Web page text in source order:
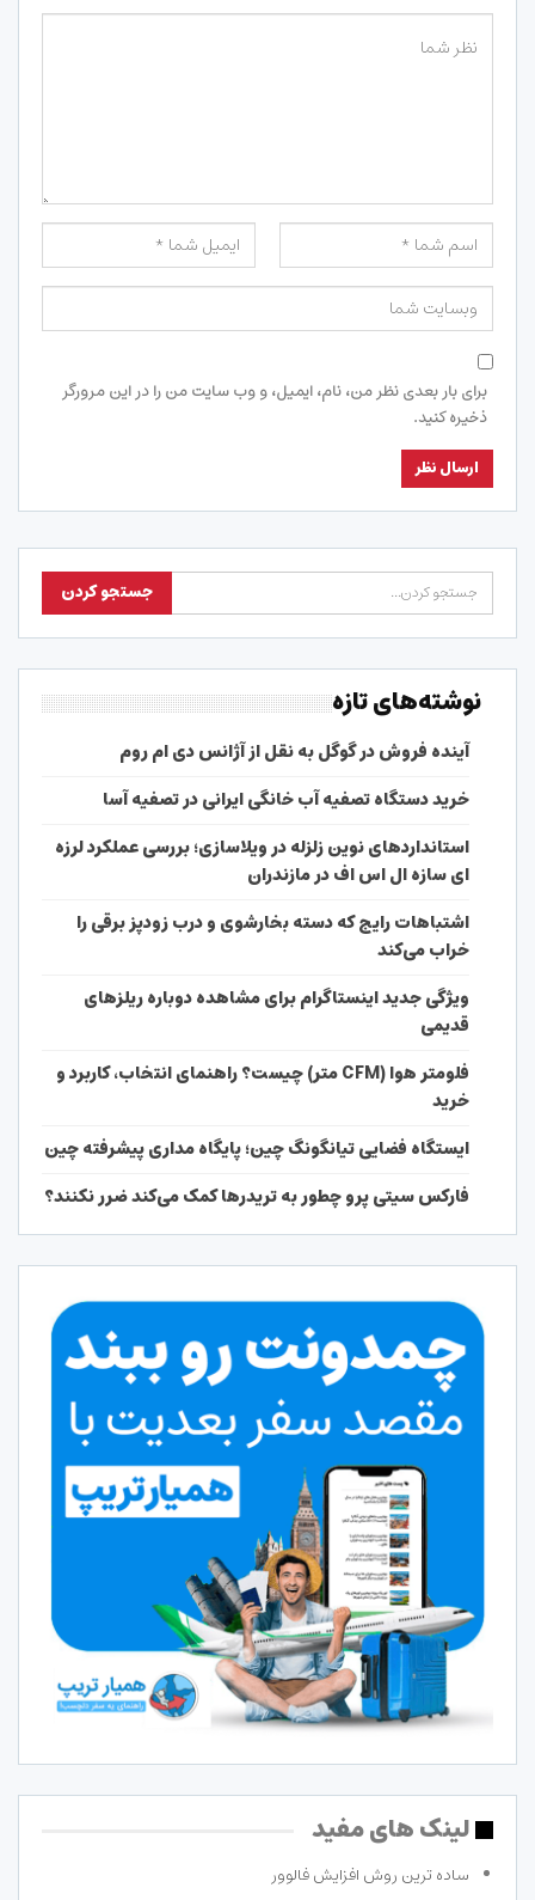
برای بار بعدی نظر من، نام، ایمیل، و وب سایت من را در این مرورگر
ذخیره کنید.
نوشته‌های تازه
آینده فروش در گوگل به نقل از آژانس دی ام روم
خرید دستگاه تصفیه آب خانگی ایرانی در تصفیه آسا
استانداردهای نوین زلزله در ویلاسازی؛ بررسی عملکرد لرزه
ای سازه ال اس اف در مازندران
اشتباهات رایج که دسته بخارشوی و درب زودپز برقی را
خراب می‌کند
ویژگی جدید اینستاگرام برای مشاهده دوباره ریلزهای
قدیمی
فلومتر هوا (CFM متر) چیست؟ راهنمای انتخاب، کاربرد و
خرید
ایستگاه فضایی تیانگونگ چین؛ پایگاه مداری پیشرفته چین
فارکس سیتی پرو چطور به تریدرها کمک می‌کند ضرر نکنند؟
لینک های مفید
ساده ترین روش افزایش فالوور